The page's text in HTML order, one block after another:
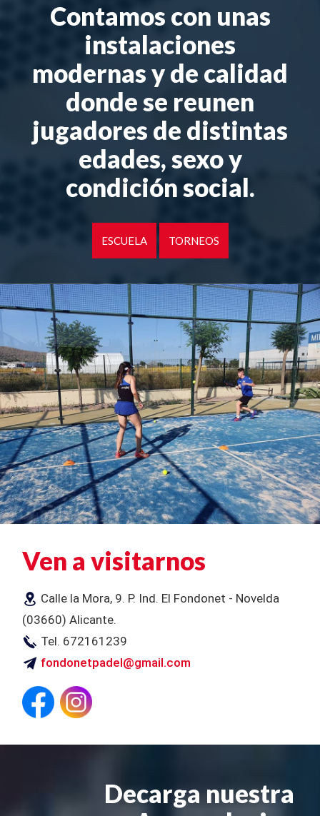
Contamos con unas
instalaciones
modernas y de calidad
donde se reunen
jugadores de distintas
edades, sexo y
condición social.
ESCUELA TORNEOS
Ven a visitarnos
Calle la Mora, 9. P. Ind. El Fondonet - Novelda
(03660) Alicante.
Tel. 672161239
fondonetpadel@gmail.com
Decarga nuestra